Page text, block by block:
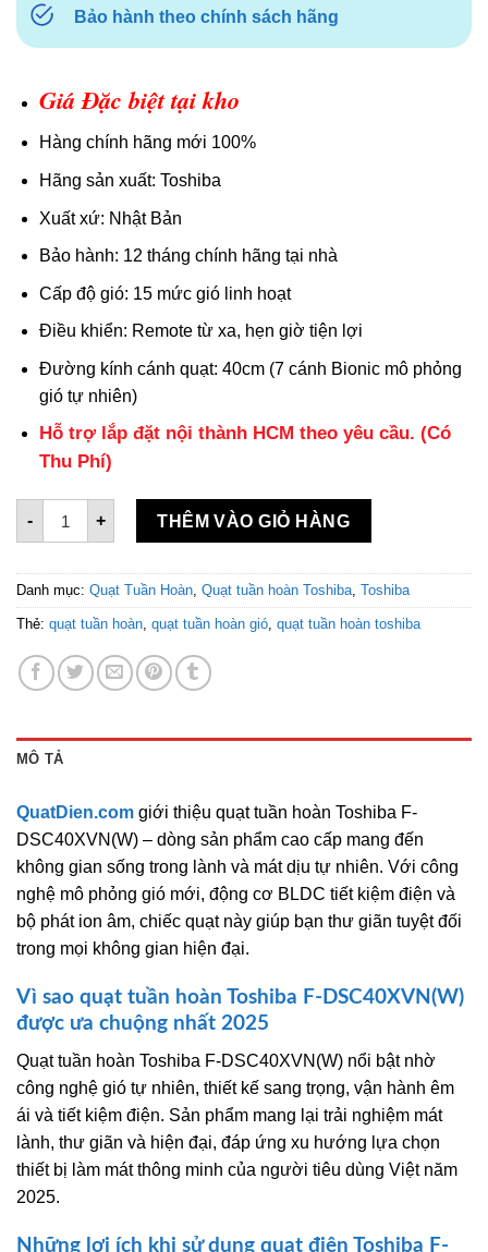
Bảo hành theo chính sách hãng
Giá Đặc biệt tại kho
Hàng chính hãng mới 100%
Hãng sản xuất: Toshiba
Xuất xứ: Nhật Bản
Bảo hành: 12 tháng chính hãng tại nhà
Cấp độ gió: 15 mức gió linh hoạt
Điều khiển: Remote từ xa, hẹn giờ tiện lợi
Đường kính cánh quạt: 40cm (7 cánh Bionic mô phỏng
gió tự nhiên)
Hỗ trợ lắp đặt nội thành HCM theo yêu cầu. (Có
Thu Phí)
-
Quạt tuần hoàn Toshiba F-DSC40XVN(W) có Remote số
+ THÊM VÀO GIỎ HÀNG
Danh mục: Quạt Tuần Hoàn, Quạt tuần hoàn Toshiba, Toshiba
Thẻ: quạt tuần hoàn, quạt tuần hoàn gió, quạt tuần hoàn toshiba
MÔ TẢ
QuatDien.com giới thiệu quạt tuần hoàn Toshiba F-
DSC40XVN(W) – dòng sản phẩm cao cấp mang đến
không gian sống trong lành và mát dịu tự nhiên. Với công
nghệ mô phỏng gió mới, động cơ BLDC tiết kiệm điện và
bộ phát ion âm, chiếc quạt này giúp bạn thư giãn tuyệt đối
trong mọi không gian hiện đại.
Vì sao quạt tuần hoàn Toshiba F-DSC40XVN(W)
được ưa chuộng nhất 2025
Quạt tuần hoàn Toshiba F-DSC40XVN(W) nổi bật nhờ
công nghệ gió tự nhiên, thiết kế sang trọng, vận hành êm
ái và tiết kiệm điện. Sản phẩm mang lại trải nghiệm mát
lành, thư giãn và hiện đại, đáp ứng xu hướng lựa chọn
thiết bị làm mát thông minh của người tiêu dùng Việt năm
2025.
Những lợi ích khi sử dụng quạt điện Toshiba F-